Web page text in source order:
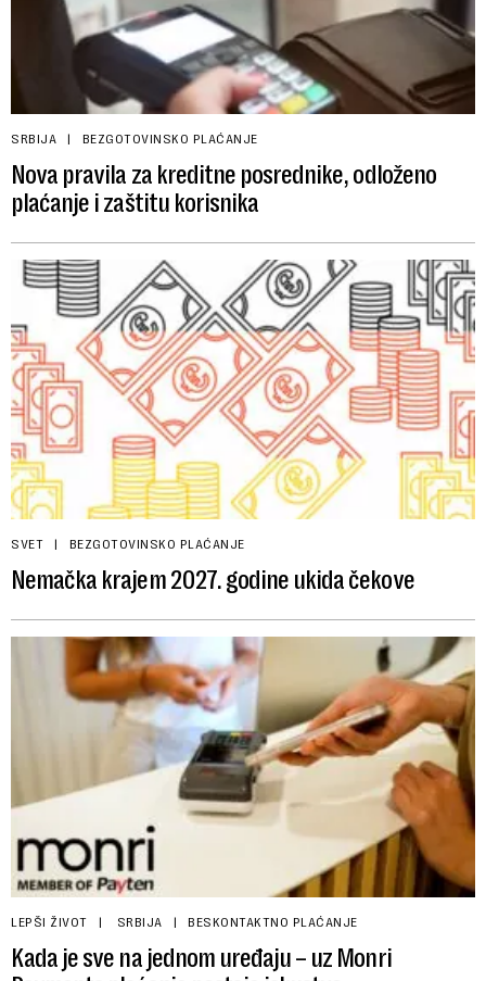
SRBIJA BEZGOTOVINSKO PLAĆANJE
Nova pravila za kreditne posrednike, odloženo
plaćanje i zaštitu korisnika
SVET BEZGOTOVINSKO PLAĆANJE
Nemačka krajem 2027. godine ukida čekove
LEPŠI ŽIVOT SRBIJA BESKONTAKTNO PLAĆANJE
Kada je sve na jednom uređaju – uz Monri